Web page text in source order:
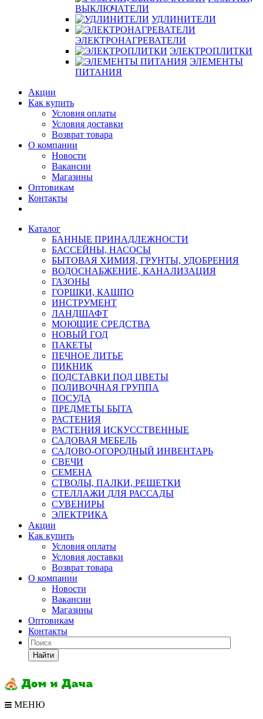
ВЫКЛЮЧАТЕЛИ
УДЛИНИТЕЛИ
ЭЛЕКТРОНАГРЕВАТЕЛИ
ЭЛЕКТРОПЛИТКИ
ЭЛЕМЕНТЫ
ПИТАНИЯ
Акции
Как купить
Условия оплаты
Условия доставки
Возврат товара
О компании
Новости
Вакансии
Магазины
Оптовикам
Контакты
Каталог
БАННЫЕ ПРИНАДЛЕЖНОСТИ
БАССЕЙНЫ, НАСОСЫ
БЫТОВАЯ ХИМИЯ, ГРУНТЫ, УДОБРЕНИЯ
ВОДОСНАБЖЕНИЕ, КАНАЛИЗАЦИЯ
ГАЗОНЫ
ГОРШКИ, КАШПО
ИНСТРУМЕНТ
ЛАНДШАФТ
МОЮЩИЕ СРЕДСТВА
НОВЫЙ ГОД
ПАКЕТЫ
ПЕЧНОЕ ЛИТЬЕ
ПИКНИК
ПОДСТАВКИ ПОД ЦВЕТЫ
ПОЛИВОЧНАЯ ГРУППА
ПОСУДА
ПРЕДМЕТЫ БЫТА
РАСТЕНИЯ
РАСТЕНИЯ ИСКУССТВЕННЫЕ
САДОВАЯ МЕБЕЛЬ
САДОВО-ОГОРОДНЫЙ ИНВЕНТАРЬ
СВЕЧИ
СЕМЕНА
СТВОЛЫ, ПАЛКИ, РЕШЕТКИ
СТЕЛЛАЖИ ДЛЯ РАССАДЫ
СУВЕНИРЫ
ЭЛЕКТРИКА
Акции
Как купить
Условия оплаты
Условия доставки
Возврат товара
О компании
Новости
Вакансии
Магазины
Оптовикам
Контакты
Найти
МЕНЮ